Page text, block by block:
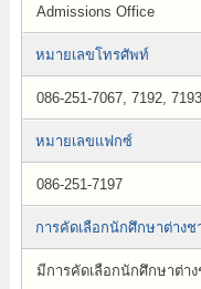
Admissions Office
หมายเลขโทรศัพท์
086-251-7067, 7192,
หมายเลขแฟกซ์
086-251-7197
การคัดเลือกนักศึกษาต่าง
มีการคัดเลือกนักศึกษาต่า